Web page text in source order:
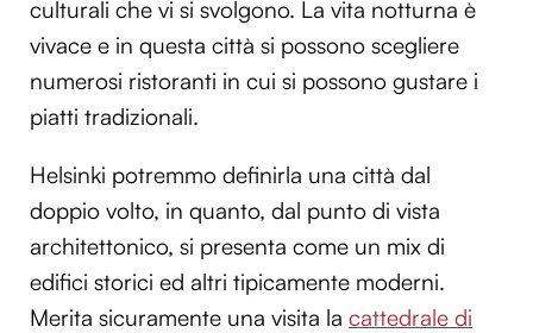
culturali che vi si svolgono. La vita notturna è
vivace e in questa città si possono scegliere
numerosi ristoranti in cui si possono gustare i
piatti tradizionali.
Helsinki potremmo definirla una città dal
doppio volto, in quanto, dal punto di vista
architettonico, si presenta come un mix di
edifici storici ed altri tipicamente moderni.
Merita sicuramente una visita la cattedrale di